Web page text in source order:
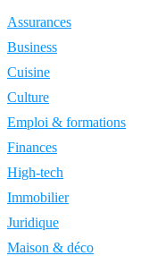
Assurances
Business
Cuisine
Culture
Emploi & formations
Finances
High-tech
Immobilier
Juridique
Maison & déco